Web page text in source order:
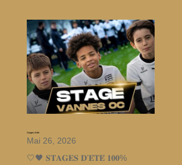
Stages d’été
Mai 26, 2026
🤍🖤 𝐒𝐓𝐀𝐆𝐄𝐒 𝐃’𝐄́𝐓𝐄́ 𝟏𝟎𝟎%